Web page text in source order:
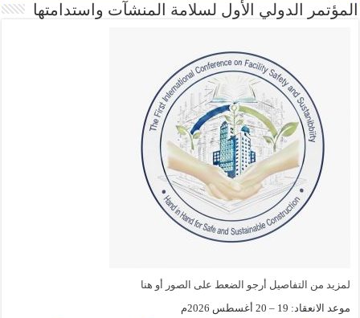
المؤتمر الدولي الأول لسلامة المنشآت واستدامتها
لمزيد من التفاصيل أرجو الضعط على الصور أو هنا
موعد الانعقاد: 19 – 20 أغسطس 2026م